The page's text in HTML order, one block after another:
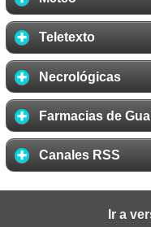
Teletexto
Necrológicas
Farmacias de
Canales RSS
Ir a